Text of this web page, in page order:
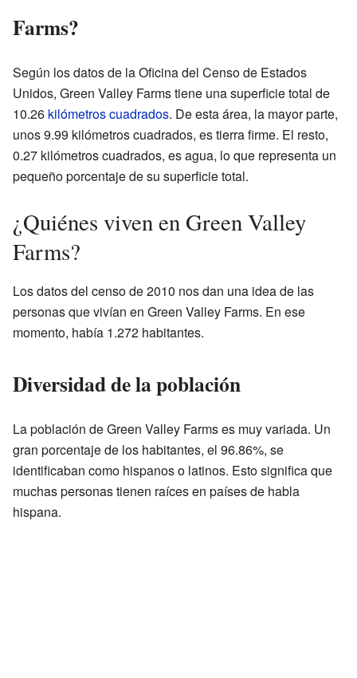
Farms?
Según los datos de la Oficina del Censo de Estados
Unidos, Green Valley Farms tiene una superficie total de
10.26 kilómetros cuadrados. De esta área, la mayor parte,
unos 9.99 kilómetros cuadrados, es tierra firme. El resto,
0.27 kilómetros cuadrados, es agua, lo que representa un
pequeño porcentaje de su superficie total.
¿Quiénes viven en Green Valley
Farms?
Los datos del censo de 2010 nos dan una idea de las
personas que vivían en Green Valley Farms. En ese
momento, había 1.272 habitantes.
Diversidad de la población
La población de Green Valley Farms es muy variada. Un
gran porcentaje de los habitantes, el 96.86%, se
identificaban como hispanos o latinos. Esto significa que
muchas personas tienen raíces en países de habla
hispana.